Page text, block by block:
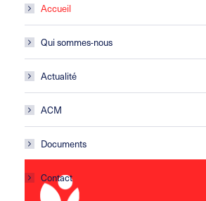
Accueil
Qui sommes-nous
Actualité
ACM
Documents
Contact